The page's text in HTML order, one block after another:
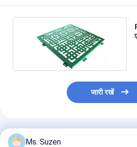
जारी रखें
अनुशंसित उत्पाद
Ms. Suzen